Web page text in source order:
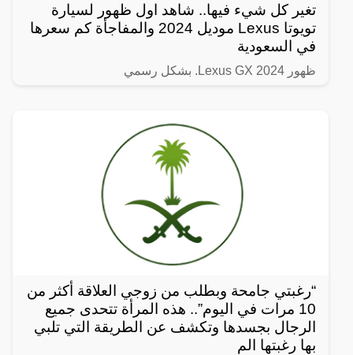
تغير كل شيء فيها.. شاهد اول ظهور لسيارة
تويوتا Lexus موديل 2024 والمفاجأة كم سعرها
في السعودية
ظهور Lexus GX 2024. بشكل رسمي
“رغبتي جامحة وبطلب من زوجي العلاقة أكثر من
10 مرات في اليوم”.. هذه المرأة تتحدى جميع
الرجال بجسدها وتكشف عن الطريقة التي تلبي
بها رغبتها الم